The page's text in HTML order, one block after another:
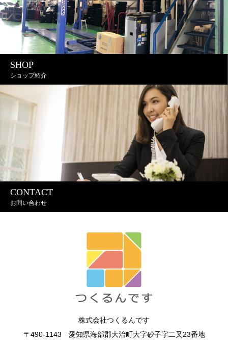
SHOP
ショップ紹介
CONTACT
お問い合わせ
株式会社つくるんです
〒490-1143 愛知県海部郡大治町大字砂子字二叉23番地